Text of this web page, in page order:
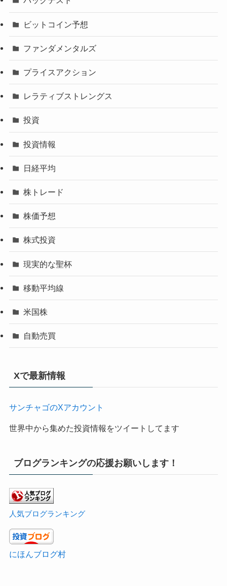
ビットコイン予想
ファンダメンタルズ
プライスアクション
レラティブストレングス
投資
投資情報
日経平均
株トレード
株価予想
株式投資
現実的な聖杯
移動平均線
米国株
自動売買
Xで最新情報
サンチャゴのXアカウント
世界中から集めた投資情報をツイートしてます
ブログランキングの応援お願いします！
人気ブログランキング
にほんブログ村